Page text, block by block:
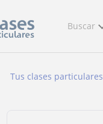
Buscar
Tus clases particulares